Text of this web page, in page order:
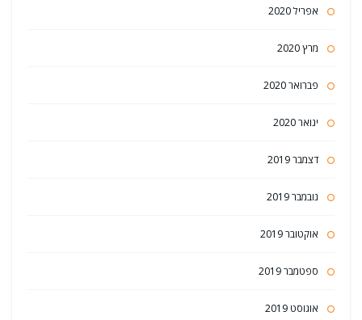
אפריל 2020
מרץ 2020
פברואר 2020
ינואר 2020
דצמבר 2019
נובמבר 2019
אוקטובר 2019
ספטמבר 2019
אוגוסט 2019